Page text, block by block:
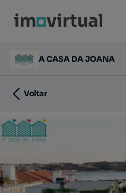
A CASA DA JOANA
Voltar